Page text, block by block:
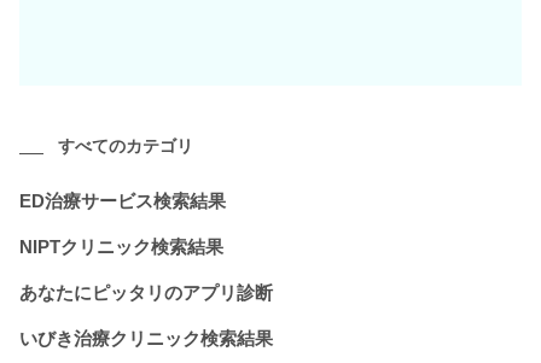
すべてのカテゴリ
ED治療サービス検索結果
NIPTクリニック検索結果
あなたにピッタリのアプリ診断
いびき治療クリニック検索結果